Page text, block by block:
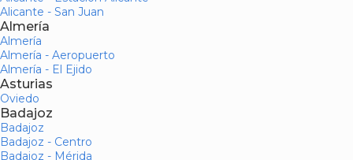
Alicante - San Juan
Almería
Almería
Almería - Aeropuerto
Almería - El Ejido
Asturias
Oviedo
Badajoz
Badajoz
Badajoz - Centro
Badajoz - Mérida